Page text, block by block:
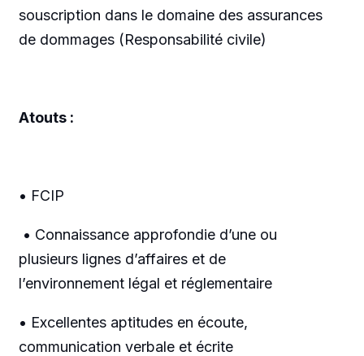
souscription dans le domaine des assurances
de dommages (Responsabilité civile)
Atouts :
• FCIP
• Connaissance approfondie d’une ou
plusieurs lignes d’affaires et de
l’environnement légal et réglementaire
• Excellentes aptitudes en écoute,
communication verbale et écrite